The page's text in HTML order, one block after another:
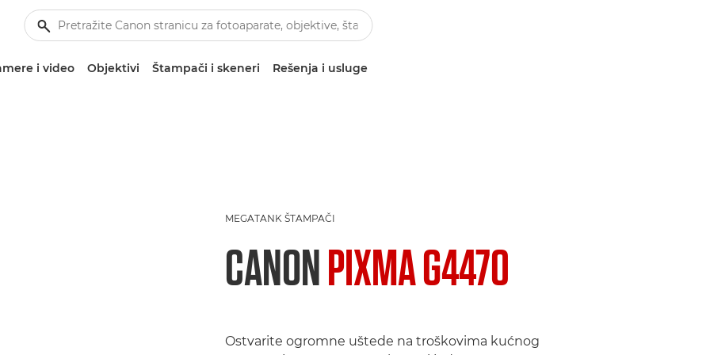
i video Objektivi Štampači i skeneri Rešenja i usluge
MEGATANK ŠTAMPAČI
CANONPIXMA G4470
Ostvarite ogromne uštede na troškovima kućnog